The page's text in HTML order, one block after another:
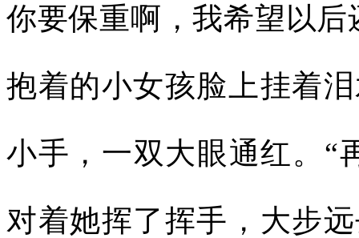
你要保重啊，我希望以
抱着的小女孩脸上挂着
小手，一双大眼通红。“
对着她挥了挥手，大步